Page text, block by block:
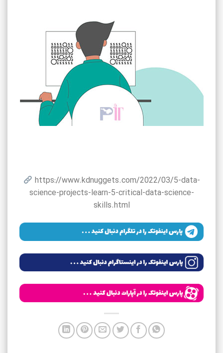
https://www.kdnuggets.com/2022/03/5-data-
science-projects-learn-5-critical-data-science-
skills.html